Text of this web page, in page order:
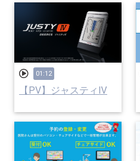
01:12
【PV】ジャスティⅣ